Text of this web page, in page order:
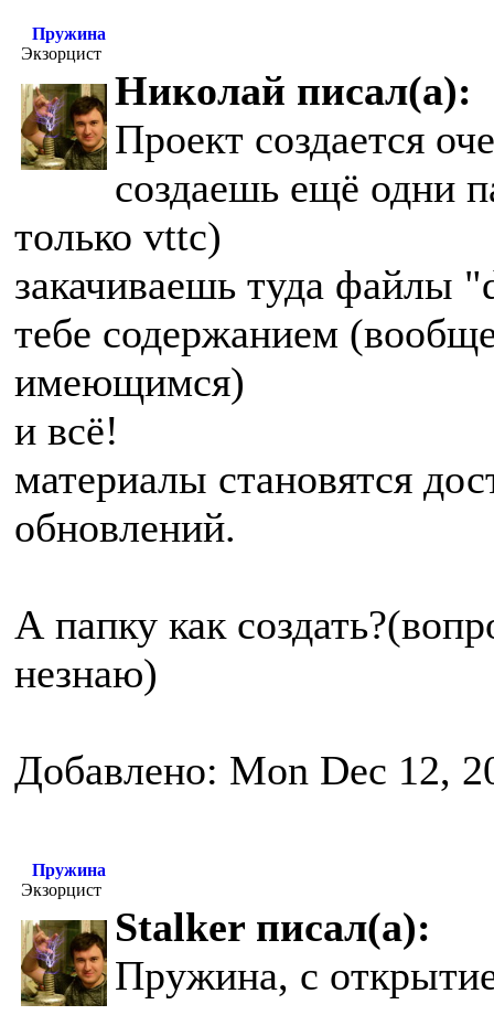
Пружина
Экзорцист
Николай писал(а):
Проект создается
создаешь ещё одни
только vttc)
закачиваешь туда
тебе содержанием
имеющимся)
и всё!
материалы становятся
обновлений.
А папку как
незнаю)
Добавлено: Mon Dec 12,
Пружина
Экзорцист
Stalker писал(а):
Пружина, с